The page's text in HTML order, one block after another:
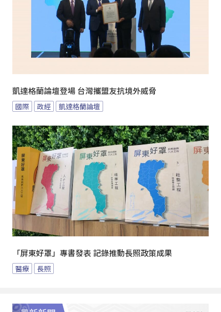
凱達格蘭論壇登場 台灣攜盟友抗境外威脅
國際 政經 凱達格蘭論壇
「屏東好罩」專書發表 記錄推動長照政策成果
醫療 長照